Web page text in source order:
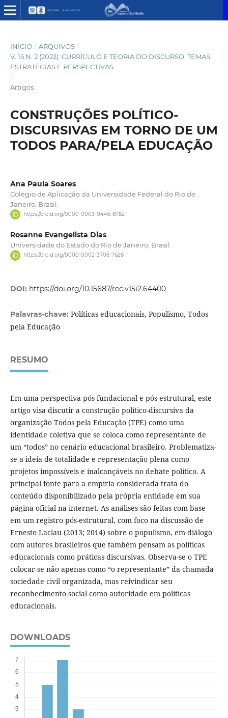
INÍCIO / ARQUIVOS /
V. 15 N. 2 (2022): CURRÍCULO E TEORIA DO DISCURSO: TEMAS,
ESTRATÉGIAS E PERSPECTIVAS...
/
Artigos
CONSTRUÇÕES POLÍTICO-
DISCURSIVAS EM TORNO DE UM
TODOS PARA/PELA EDUCAÇÃO
Ana Paula Soares
Colégio de Aplicação da Universidade Federal do Rio de
Janeiro, Brasil.
https://orcid.org/0000-0003-0446-8762
Rosanne Evangelista Dias
Universidade do Estado do Rio de Janeiro, Brasil.
https://orcid.org/0000-0002-3706-7626
DOI: https://doi.org/10.15687/rec.v15i2.64400
Palavras-chave: Políticas educacionais, Populismo, Todos
pela Educação
RESUMO
Em uma perspectiva pós-fundacional e pós-estrutural, este
artigo visa discutir a construção político-discursiva da
organização Todos pela Educação (TPE) como uma
identidade coletiva que se coloca como representante de
um “todos” no cenário educacional brasileiro. Problematiza-
se a ideia de totalidade e representação plena como
projetos impossíveis e inalcançáveis no debate político. A
principal fonte para a empiria considerada trata do
conteúdo disponibilizado pela própria entidade em sua
página oficial na internet. As análises são feitas com base
em um registro pós-estrutural, com foco na discussão de
Ernesto Laclau (2013; 2014) sobre o populismo, em diálogo
com autores brasileiros que também pensam as políticas
educacionais como práticas discursivas. Observa-se o TPE
colocar-se não apenas como “o representante” da chamada
sociedade civil organizada, mas reivindicar seu
reconhecimento social como autoridade em políticas
educacionais.
DOWNLOADS